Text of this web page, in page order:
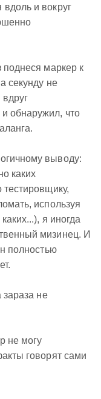
и вокруг
поднеся маркер к
секунду не
обнаружил, что
выводу:
каких
используя
я иногда
мизинец. И
полностью
зараза не
не могу
говорят сами